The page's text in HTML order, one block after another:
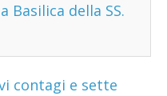
Basilica della SS.
contagi e sette